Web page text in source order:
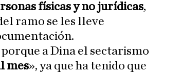
físicas y no jurídicas,
ramo se les lleve
a Dina el sectarismo
mes», ya que ha tenido que